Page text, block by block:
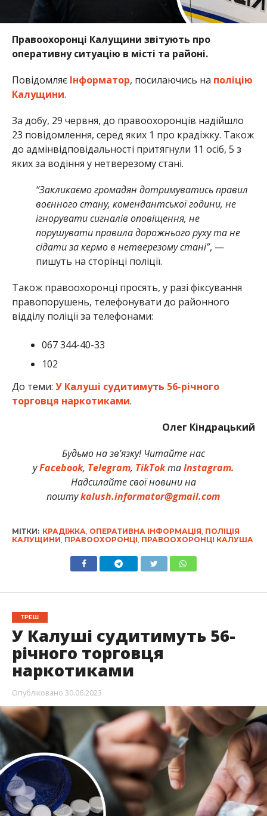
Правоохоронці Калущини звітують про
оперативну ситуацію в місті та районі.
Повідомляє Інформатор, посилаючись на поліцію
Калущини.
За добу, 29 червня, до правоохоронців надійшло
23 повідомлення, серед яких 1 про крадіжку. Також
до адмінвідповідальності притягнули 11 осіб, 5 з
яких за водіння у нетверезому стані.
“Закликаємо громадян дотримуватись правил
воєнного стану, комендантської години, не
ігнорувати сигналів оповіщення, не
порушувати правила дорожнього руху та не
сідати за кермо в нетверезому стані”, —
пишуть на сторінці поліції.
Також правоохоронці просять, у разі фіксування
правопорушень, телефонувати до районного
відділу поліції за телефонами:
067 344-40-33
102
До теми: У Калуші судитимуть 56-річного
торговця наркотиками.
Олег Кіндрацький
Будьмо на зв’язку! Читайте нас
уFacebook, Telegram, TikTokтаInstagram.
Надсилайте свої новини на
поштуkalush.informator@gmail.com
МІТКИ: КРАДІЖКА, ОПЕРАТИВНА ІНФОРМАЦІЯ, ПОЛІЦІЯ
КАЛУЩИНИ, ПРАВООХОРОНЦІ, ПРАВООХОРОНЦІ КАЛУША
ТРЕШ
У Калуші судитимуть 56-
річного торговця
наркотиками
Опубліковано 30.06.2023